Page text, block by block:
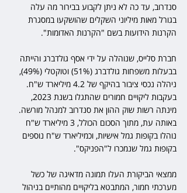
סנדרוב, עד כה לא ניתן לקבוע בבירור מה עלה
בגורל מאות מיליוני השקלים שהושקעו במסגרת
הקרנות הידועות בשם "הקרנות האדומות".
חברת סלייס, שנוהלה על ידי אסף גולדברג והייתה
בבעלות משפחות גולדברג (51%) וטוקטלי (49%),
ניהלה נכסי ציבור בהיקף של 4.2 מיליארד ש"ח.
בעקבות ליקויים חמורים שהתגלו בשנת 2023,
מינתה רשות שוק ההון את סנדרוב למנהל מורשה.
באותה עת, מתוך הסכום הכולל, 3 מיליארד ש"ח
נוהלו בקופות גמל אישיות, וכמיליארד ש"ח נוספים
בקופות גמל שנמכרו ל"הפניקס".
ממצאי הביקורת העלו תמונה מדאיגה של כשל
מערכתי חמור, המתבטא בליקויים מהותיים בניהול